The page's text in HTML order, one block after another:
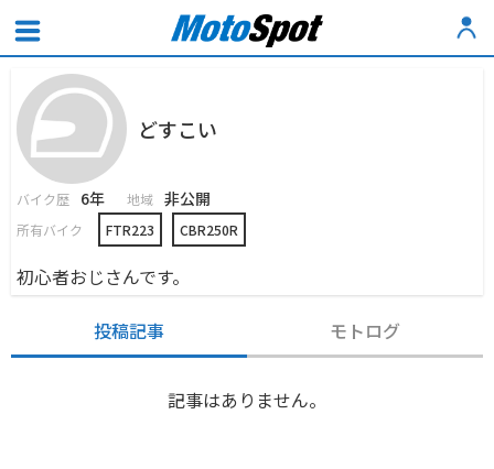
どすこい
バイク歴 6年 地域 非公開
所有バイク FTR223 CBR250R
初心者おじさんです。
投稿記事 モトログ
記事はありません。